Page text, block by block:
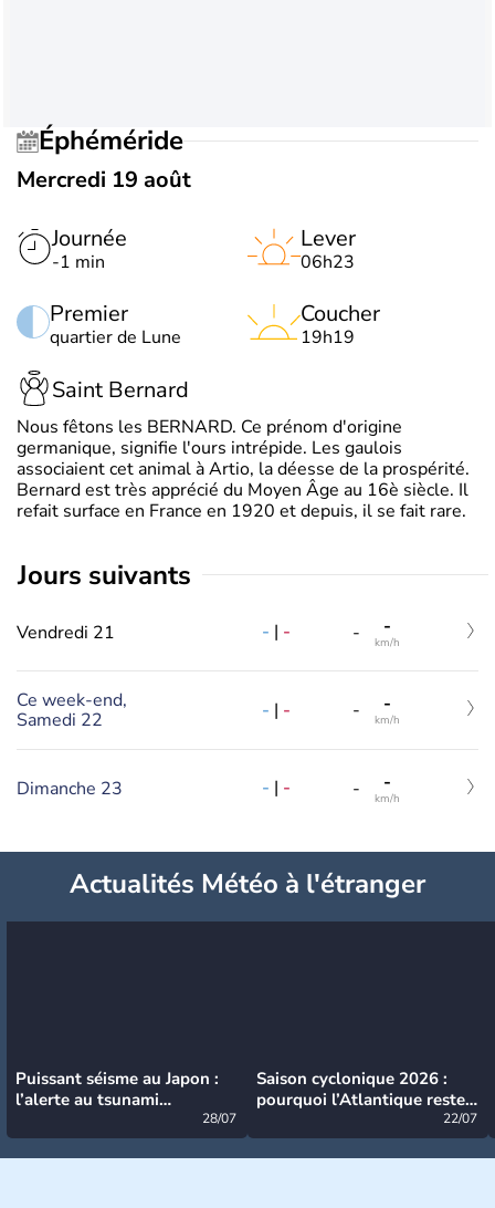
Éphéméride
Mercredi 19 août
Journée
-1 min
Premier
quartier de Lune
Lever
06h23
Coucher
19h19
Saint Bernard
Nous fêtons les BERNARD. Ce prénom d'origine
germanique, signifie l'ours intrépide. Les gaulois
associaient cet animal à Artio, la déesse de la prospérité.
Bernard est très apprécié du Moyen Âge au 16è siècle. Il
refait surface en France en 1920 et depuis, il se fait rare.
jours suivants
Vendredi 21 - | - - -
km/h
Ce week-end,
Samedi 22
- | - - -
km/h
Dimanche 23 - | - - -
km/h
Actualités Météo à l'étranger
Puissant séisme au Japon :
l’alerte au tsunami
28/07
Saison cyclonique 2026 :
pourquoi l’Atlantique reste
22/07